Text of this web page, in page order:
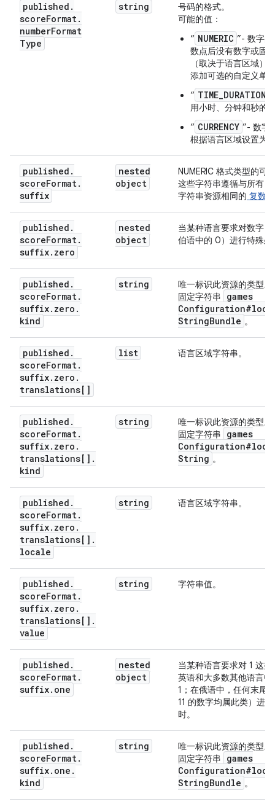
published .
scoreFormat.
numberFormat
Type
string
号码的格式。
可能的值：
“ NUMERIC ”- 数字
数点后没有数字或固
（取决于语言区域）
添加可选的自定义单
“ TIME_DURATION
用小时、分钟和秒的
“ CURRENCY ”- 数字
根据语言区域设置为
published .
scoreFormat.
suffix
nested
object
NUMERIC 格式类型的可
这些字符串遵循与所有
字符串资源相同的 复数
published .
scoreFormat.
suffix. zero
nested
object
当某种语言要求对数字 0
伯语中的 0）进行特殊处
published .
scoreFormat.
suffix. zero .
kind
string
唯一标识此资源的类型。
固定字符串
games
StringBundle 。
published .
scoreFormat.
suffix. zero .
translations[]
list 语言区域字符串。
published .
scoreFormat.
suffix. zero .
translations[] .
kind
string
唯一标识此资源的类型。
固定字符串
games
String 。
published .
scoreFormat.
suffix. zero .
translations[] .
locale
string 语言区域字符串。
published .
scoreFormat.
suffix. zero .
translations[] .
value
string 字符串值。
published .
scoreFormat.
suffix. one
nested
object
当某种语言要求对 1 这
英语和大多数其他语言中
1；在俄语中，任何末尾
11 的数字均属此类）进
时。
published .
scoreFormat.
suffix. one .
kind
string
唯一标识此资源的类型。
固定字符串
games
StringBundle 。